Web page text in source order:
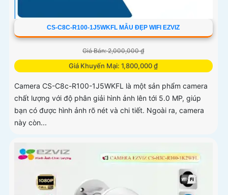
CS-C8C-R100-1J5WKFL MẪU ĐẸP WIFI EZVIZ
Giá Bán: 2,000,000 ₫
Giá Khuyến Mại: 1,800,000 ₫
Camera CS-C8c-R100-1J5WKFL là một sản phẩm camera
chất lượng với độ phân giải hình ảnh lên tới 5.0 MP, giúp
bạn có được hình ảnh rõ nét và chi tiết. Ngoài ra, camera
này còn...